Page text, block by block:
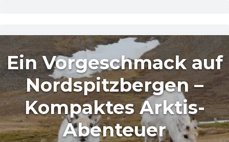
Ein Vorgeschmack auf
Nordspitzbergen –
Kompaktes Arktis-
Abenteuer